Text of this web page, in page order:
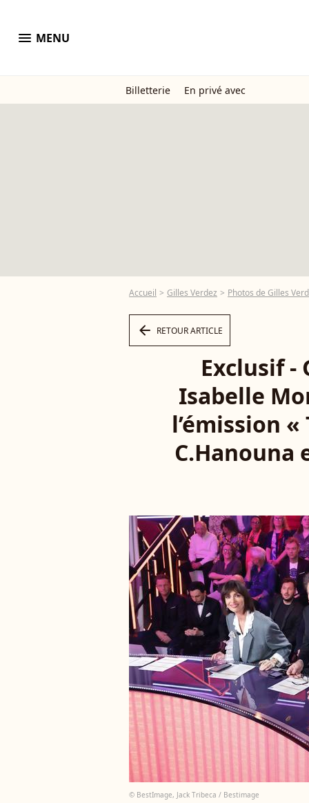
menu MENU
Billetterie En privé avec
Accueil Gilles Verdez Photos de Gilles
arrow_left RETOUR ARTICLE
Exclusif
Isabelle
l’émission
C.Hanouna
© BestImage, Jack Tribeca / Bestimage